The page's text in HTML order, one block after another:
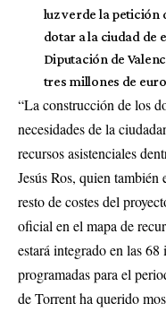
luz verde la
dotar a la ciudad de
Diputación de
tres millones de
“La construcción de los
necesidades de la
recursos asistenciales
Jesús Ros, quien
resto de costes del
oficial en el mapa de
estará integrado en las
programadas para el
de Torrent ha querido